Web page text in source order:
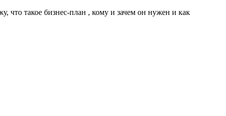
такое бизнес-план , кому и зачем он нужен и как